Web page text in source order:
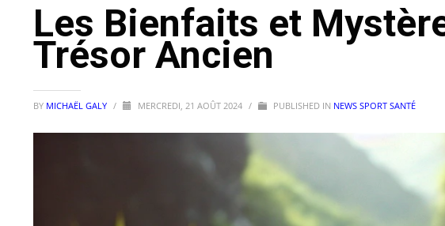
Les Bienfaits et
Trésor Ancien
BY MICHAËL GALY / MERCREDI, 21 AOÛT 2024 / PUBLISHED IN NEWS SPORT SANTÉ